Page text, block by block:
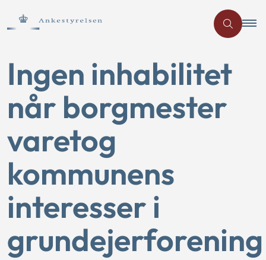
Ingen inhabilitet
når borgmester
varetog
kommunens
interesser i
grundejerforening